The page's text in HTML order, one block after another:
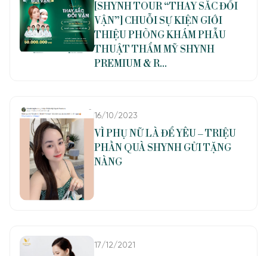
[SHYNH TOUR “THAY SẮC ĐỔI
VẬN”] CHUỖI SỰ KIỆN GIỚI
THIỆU PHÒNG KHÁM PHẪU
THUẬT THẨM MỸ SHYNH
PREMIUM & R...
16/10/2023
VÌ PHỤ NỮ LÀ ĐỂ YÊU – TRIỆU
PHẦN QUÀ SHYNH GỬI TẶNG
NÀNG
17/12/2021